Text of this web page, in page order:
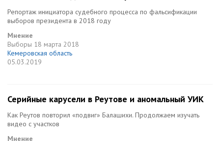
Репортаж инициатора судебного процесса по фальсификации
выборов президента в 2018 году
Мнение
Выборы 18 марта 2018
Кемеровская область
05.03.2019
Серийные карусели в Реутове и аномальный УИК
Как Реутов повторил «подвиг» Балашихи. Продолжаем изучать
видео с участков
Мнение